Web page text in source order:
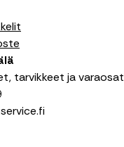
tarvikkeet ja varaosat